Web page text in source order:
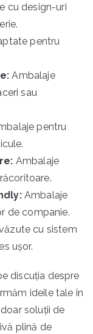
cu design-uri
pentru
Ambalaje
sau
pentru
Ambalaje
Ambalaje
de companie.
cu sistem
ușor.
discuția despre
ideile tale în
soluții de
plină de